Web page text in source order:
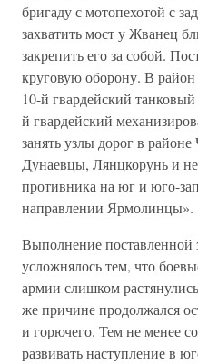
бригаду с мотопехотой с
захватить мост у Жванец
закрепить его за собой.
круговую оборону. В
10-й гвардейский
й гвардейский
занять узлы дорог в
Дунаевцы, Лянцкорунь и не
противника на юг и юго-
направлении Ярмолинцы».
Выполнение поставленной
усложнялось тем, что
армии слишком
же причине продолжался
и горючего. Тем не менее
развивать наступление в